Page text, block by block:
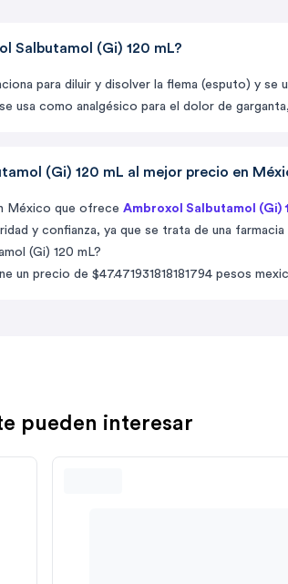
Salbutamol (Gi) 120 mL?
para diluir y disolver la flema (esputo) y
usa como analgésico para el dolor de
(Gi) 120 mL al mejor precio en
México que ofrece Ambroxol Salbutamol (Gi)
y confianza, ya que se trata de una
(Gi) 120 mL?
un precio de $47.471931818181794 pesos
pueden interesar